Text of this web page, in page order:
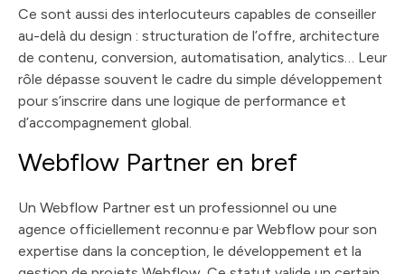
Ce sont aussi des interlocuteurs capables de conseiller
au-delà du design : structuration de l’offre, architecture
de contenu, conversion, automatisation, analytics… Leur
rôle dépasse souvent le cadre du simple développement
pour s’inscrire dans une logique de performance et
d’accompagnement global.
Webflow Partner en bref
Un Webflow Partner est un professionnel ou une
agence officiellement reconnu·e par Webflow pour son
expertise dans la conception, le développement et la